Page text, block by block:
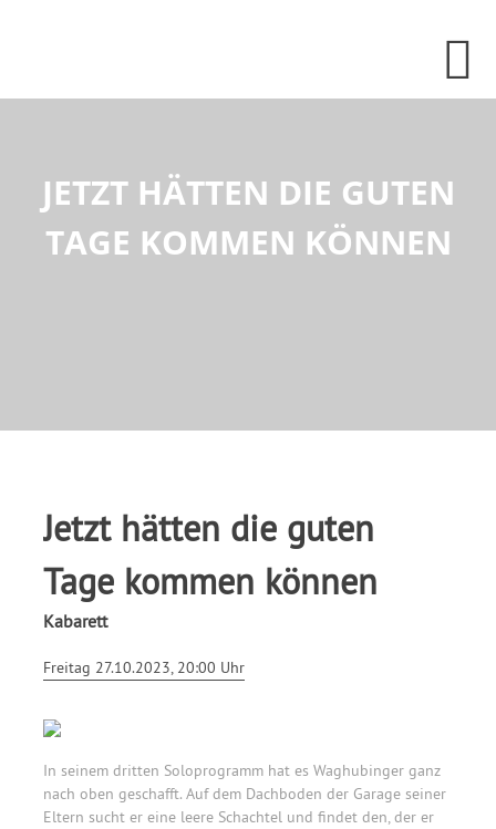
JETZT HÄTTEN DIE GUTEN
TAGE KOMMEN KÖNNEN
Jetzt hätten die guten
Tage kommen können
Kabarett
Freitag 27.10.2023, 20:00 Uhr
In seinem dritten Soloprogramm hat es Waghubinger ganz
nach oben geschafft. Auf dem Dachboden der Garage seiner
Eltern sucht er eine leere Schachtel und findet den, der er